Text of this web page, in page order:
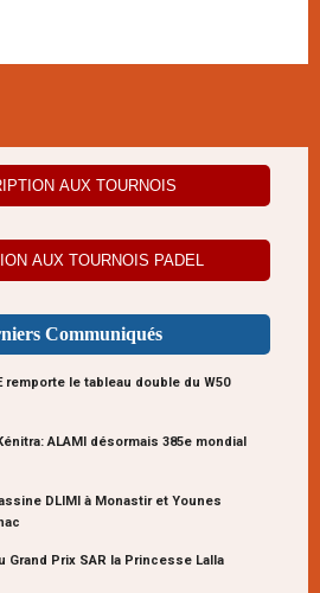
AUX TOURNOIS
AUX TOURNOIS PADEL
Communiqués
remporte le tableau double du W50
ALAMI désormais 385e mondial
DLIMI à Monastir et Younes
Grand Prix SAR la Princesse Lalla